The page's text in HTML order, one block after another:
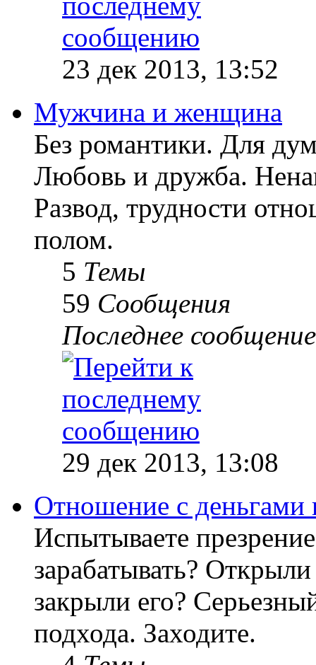
23 дек 2013, 13:52
Мужчина и женщина
Без романтики. Для
Любовь и дружба.
Развод, трудности
полом.
5 Темы
59 Сообщения
Последнее сообщение
29 дек 2013, 13:08
Отношение с деньгами
Испытываете
зарабатывать?
закрыли его?
подхода. Заходите.